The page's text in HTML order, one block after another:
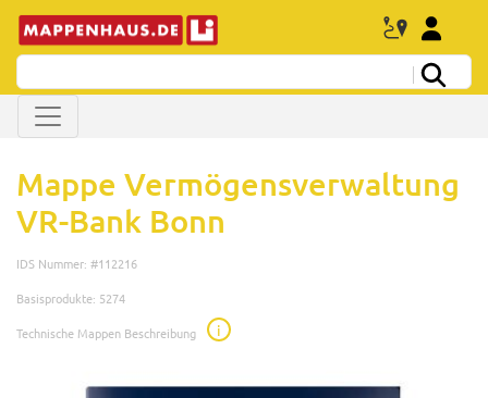
Mappe Vermögensverwaltung
VR-Bank Bonn
IDS Nummer: #112216
Basisprodukte: 5274
Technische Mappen Beschreibung
i